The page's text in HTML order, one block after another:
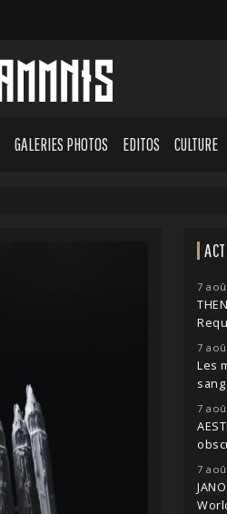
GALERIES PHOTOS EDITOS CULTURE
7
7
Les
sang
7
7